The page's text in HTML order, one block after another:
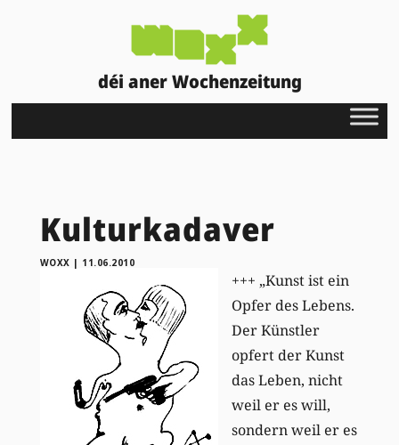
déi aner Wochenzeitung
Kulturkadaver
WOXX | 11.06.2010
+++ „Kunst ist ein
Opfer des Lebens.
Der Künstler
opfert der Kunst
das Leben, nicht
weil er es will,
sondern weil er es